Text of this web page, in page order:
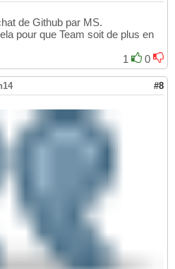
de Github par MS.
pour que Team soit de plus en
1
0
#8